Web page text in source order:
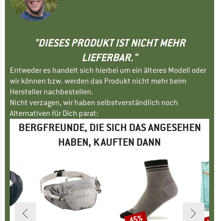
"DIESES PRODUKT IST NICHT MEHR
LIEFERBAR."
Entweder es handelt sich hierbei um ein älteres Modell oder
wir können bzw. werden das Produkt nicht mehr beim
Hersteller nachbestellen.
Nicht verzagen, wir haben selbstverständlich noch
Alternativen für Dich parat:
BERGFREUNDE, DIE SICH DAS ANGESEHEN
HABEN, KAUFTEN DANN
Rabatt